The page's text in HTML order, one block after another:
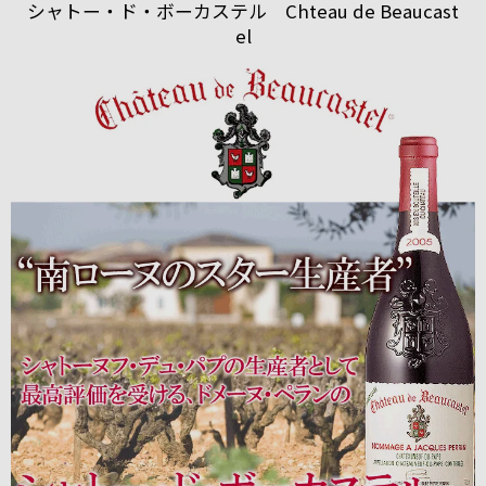
シャトー・ド・ボーカステル Chteau de Beaucast
el